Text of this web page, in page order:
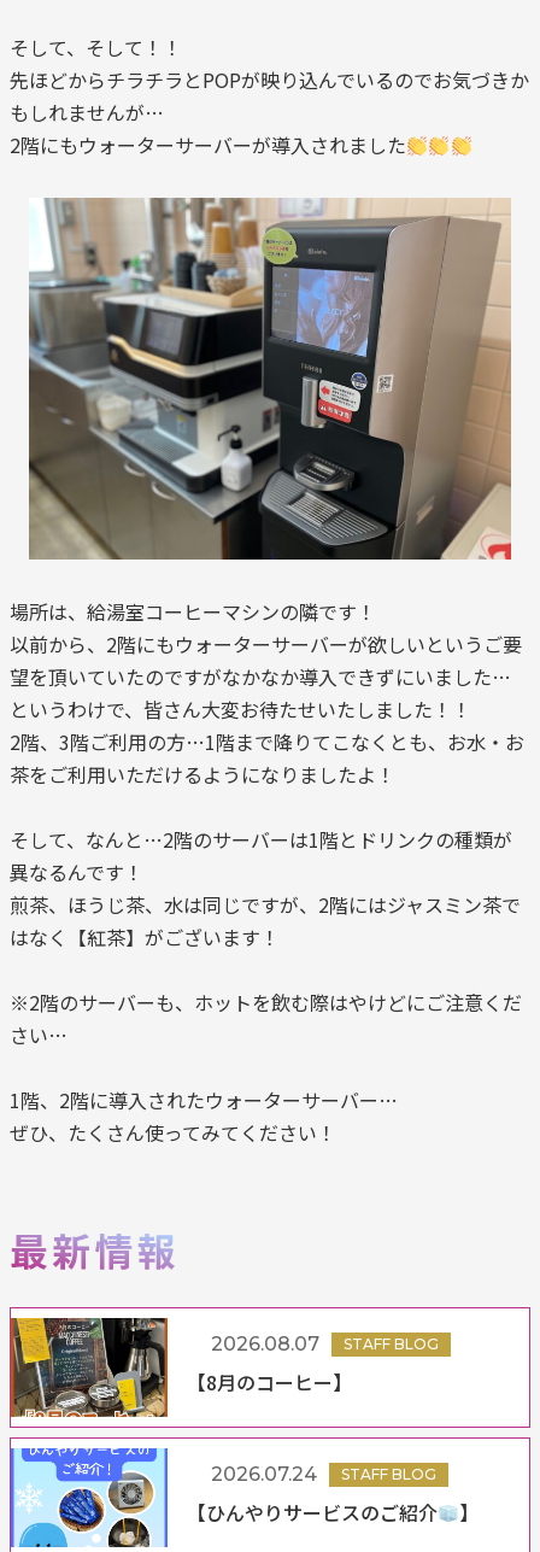
そして、そして！！
先ほどからチラチラとPOPが映り込んでいるのでお気づきか
もしれませんが…
2階にもウォーターサーバーが導入されました
場所は、給湯室コーヒーマシンの隣です！
以前から、2階にもウォーターサーバーが欲しいというご要
望を頂いていたのですがなかなか導入できずにいました…
というわけで、皆さん大変お待たせいたしました！！
2階、3階ご利用の方…1階まで降りてこなくとも、お水・お
茶をご利用いただけるようになりましたよ！
そして、なんと…2階のサーバーは1階とドリンクの種類が
異なるんです！
煎茶、ほうじ茶、水は同じですが、2階にはジャスミン茶で
はなく【紅茶】がございます！
※2階のサーバーも、ホットを飲む際はやけどにご注意くだ
さい…
1階、2階に導入されたウォーターサーバー…
ぜひ、たくさん使ってみてください！
【8月のコーヒー】
2026.08.07 STAFF BLOG
【ひんやりサービスのご紹介 】
2026.07.24 STAFF BLOG